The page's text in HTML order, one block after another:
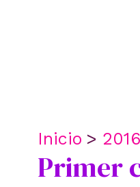
Inicio 2016
Primer